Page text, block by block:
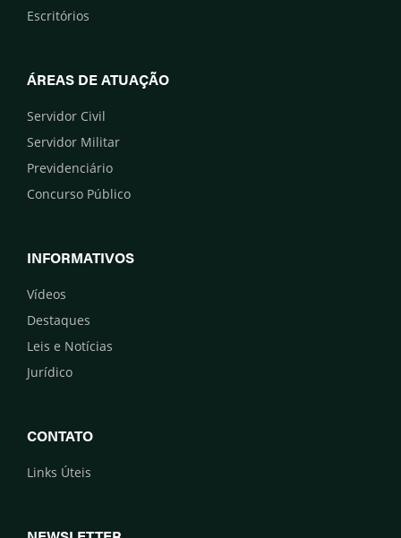
Escritórios
ÁREAS DE ATUAÇÃO
Servidor Civil
Servidor Militar
Previdenciário
Concurso Público
INFORMATIVOS
Vídeos
Destaques
Leis e Notícias
Jurídico
CONTATO
Links Úteis